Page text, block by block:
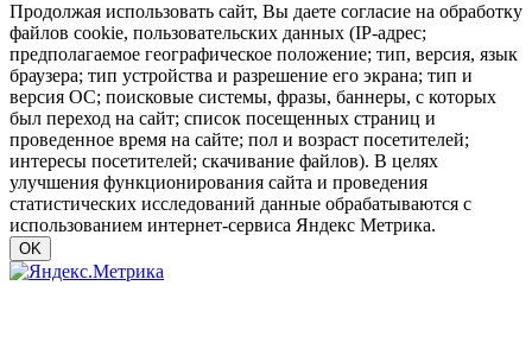
Продолжая использовать сайт, Вы даете согласие на обработку
файлов cookie, пользовательских данных (IP-адрес;
предполагаемое географическое положение; тип, версия, язык
браузера; тип устройства и разрешение его экрана; тип и
версия ОС; поисковые системы, фразы, баннеры, с которых
был переход на сайт; список посещенных страниц и
проведенное время на сайте; пол и возраст посетителей;
интересы посетителей; скачивание файлов). В целях
улучшения функционирования сайта и проведения
статистических исследований данные обрабатываются с
использованием интернет-сервиса Яндекс Метрика.
OK